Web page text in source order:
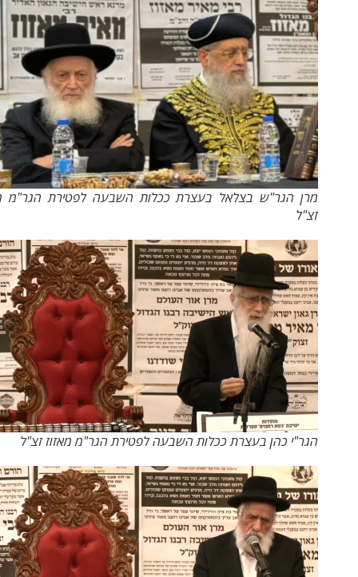
מרן הגר"ש בצלאל בעצרת ככלות השבעה לפטירת הגר"מ מאזוז
הגר"י כהן בעצרת ככלות השבעה לפטירת הגר"מ מאזוז זצ"ל